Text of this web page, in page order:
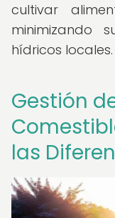
cultivar
minimizando
hídricos locales.
Gestión
las